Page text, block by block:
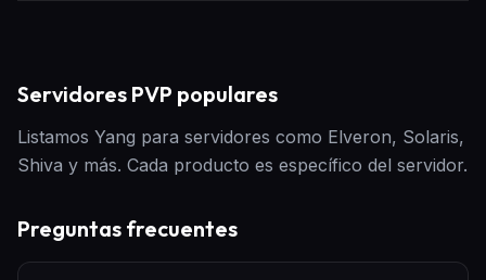
Servidores PVP populares
Listamos Yang para servidores como Elveron, Solaris,
Shiva y más. Cada producto es específico del servidor.
Preguntas frecuentes